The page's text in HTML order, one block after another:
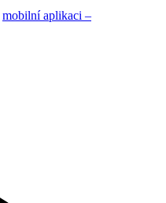
mobilní aplikaci –